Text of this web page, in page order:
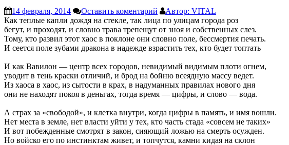
14 февраля, 2014 Оставить коментарий
Автор: VITAL
Как теплые капли дождя на стекле, так лица по улицам города роз
бегут, и проходят, и словно трава трепещут от зноя и собственных слез.
Тому, кто развил этот хаос в поклоне они словно поле, бессмертия печать.
И сеется поле зубами дракона в надежде взрастить тех, кто будет топтать
И как Вавилон — центр всех городов, невидимый видимым плоти огнем,
уводит в тень краски отличий, и брод на бойню всеядную массу ведет.
Из хаоса в хаос, из сытости в крах, в надуманных правилах нового дня
они не находят покоя в деньгах, тогда время — цифры, и слово — вода.
А страх за «свободой», и клетка внутри, когда цифры в память, и имя вошли.
Нет места в земле, нет власти уйти у тех, кто часть стада «совсем не таких»
И вот побежденные смотрят в закон, сияющий ложью на смерть осужден.
Но войско его по инстинктам живет, и топчутся, камни кидая на склон